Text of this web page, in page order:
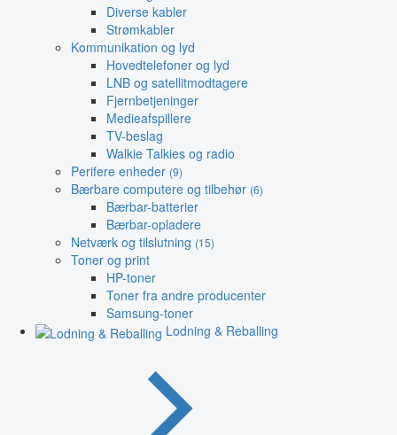
Diverse kabler
Strømkabler
Kommunikation og lyd
Hovedtelefoner og lyd
LNB og satellitmodtagere
Fjernbetjeninger
Medieafspillere
TV-beslag
Walkie Talkies og radio
Perifere enheder (9)
Bærbare computere og tilbehør (6)
Bærbar-batterier
Bærbar-opladere
Netværk og tilslutning (15)
Toner og print
HP-toner
Toner fra andre producenter
Samsung-toner
Lodning & Reballing